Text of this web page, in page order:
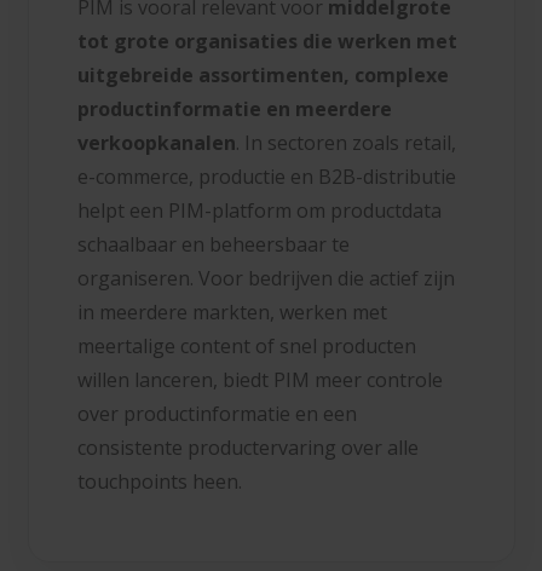
PIM is vooral relevant voor middelgrote
tot grote organisaties die werken met
uitgebreide assortimenten, complexe
productinformatie en meerdere
verkoopkanalen. In sectoren zoals retail,
e-commerce, productie en B2B-distributie
helpt een PIM-platform om productdata
schaalbaar en beheersbaar te
organiseren. Voor bedrijven die actief zijn
in meerdere markten, werken met
meertalige content of snel producten
willen lanceren, biedt PIM meer controle
over productinformatie en een
consistente productervaring over alle
touchpoints heen.